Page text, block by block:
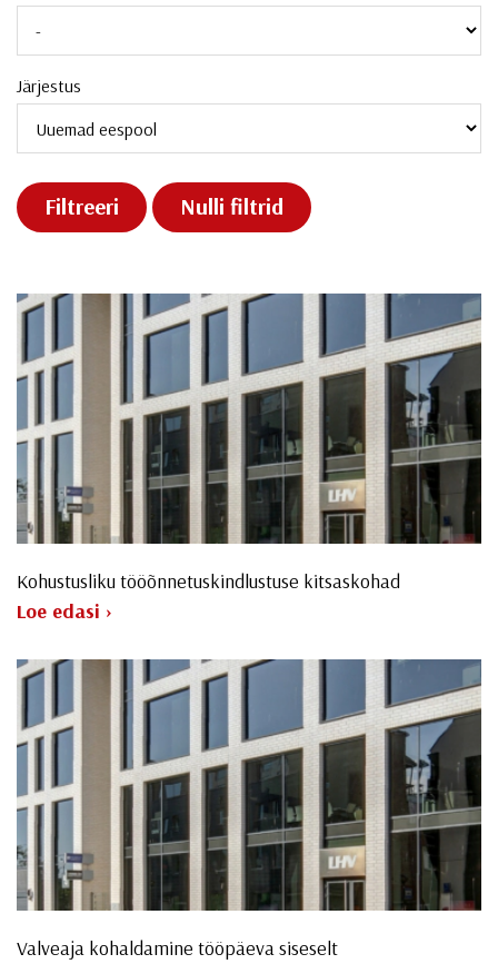
Järjestus
Filtreeri Nulli filtrid
Kohustusliku tööõnnetuskindlustuse kitsaskohad
Loe edasi ›
Valveaja kohaldamine tööpäeva siseselt